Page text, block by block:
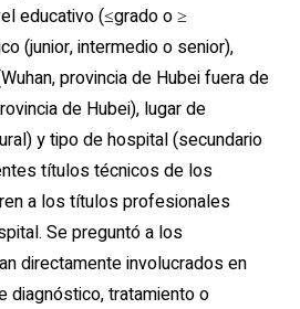
educativo (≤grado o ≥
(junior, intermedio o senior),
provincia de Hubei fuera de
de Hubei), lugar de
y tipo de hospital (secundario
títulos técnicos de los
a los títulos profesionales
Se preguntó a los
directamente involucrados en
diagnóstico, tratamiento o